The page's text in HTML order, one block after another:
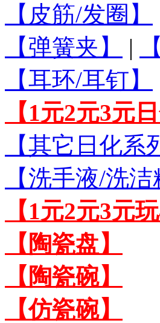
【皮筋/发圈】
【弹簧夹】
|
【耳环/耳钉】
【1元2元3元
【其它日化系
【洗手液/洗
【1元2元3元玩
【陶瓷盘】
【陶瓷碗】
【仿瓷碗】